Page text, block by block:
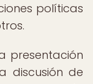
políticas
presentación
discusión de